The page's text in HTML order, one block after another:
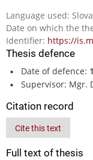
Language used:
Date on which the
Identifier: https://
Thesis defence
Date of defence:
Supervisor: Mgr.
Citation record
Cite this text
Full text of thesis